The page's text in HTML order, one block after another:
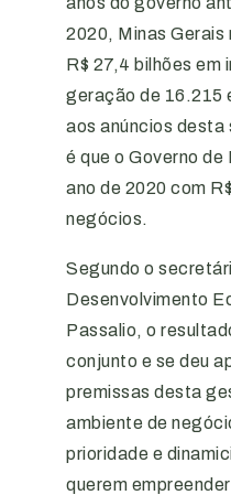
2020, Minas
R$ 27,4 bilhões em
geração de 16.215
aos anúncios
é que o Governo de
ano de 2020 com
negócios.
Segundo o
Desenvolvimento
Passalio, o
conjunto e se deu
premissas desta
ambiente de
prioridade e
querem